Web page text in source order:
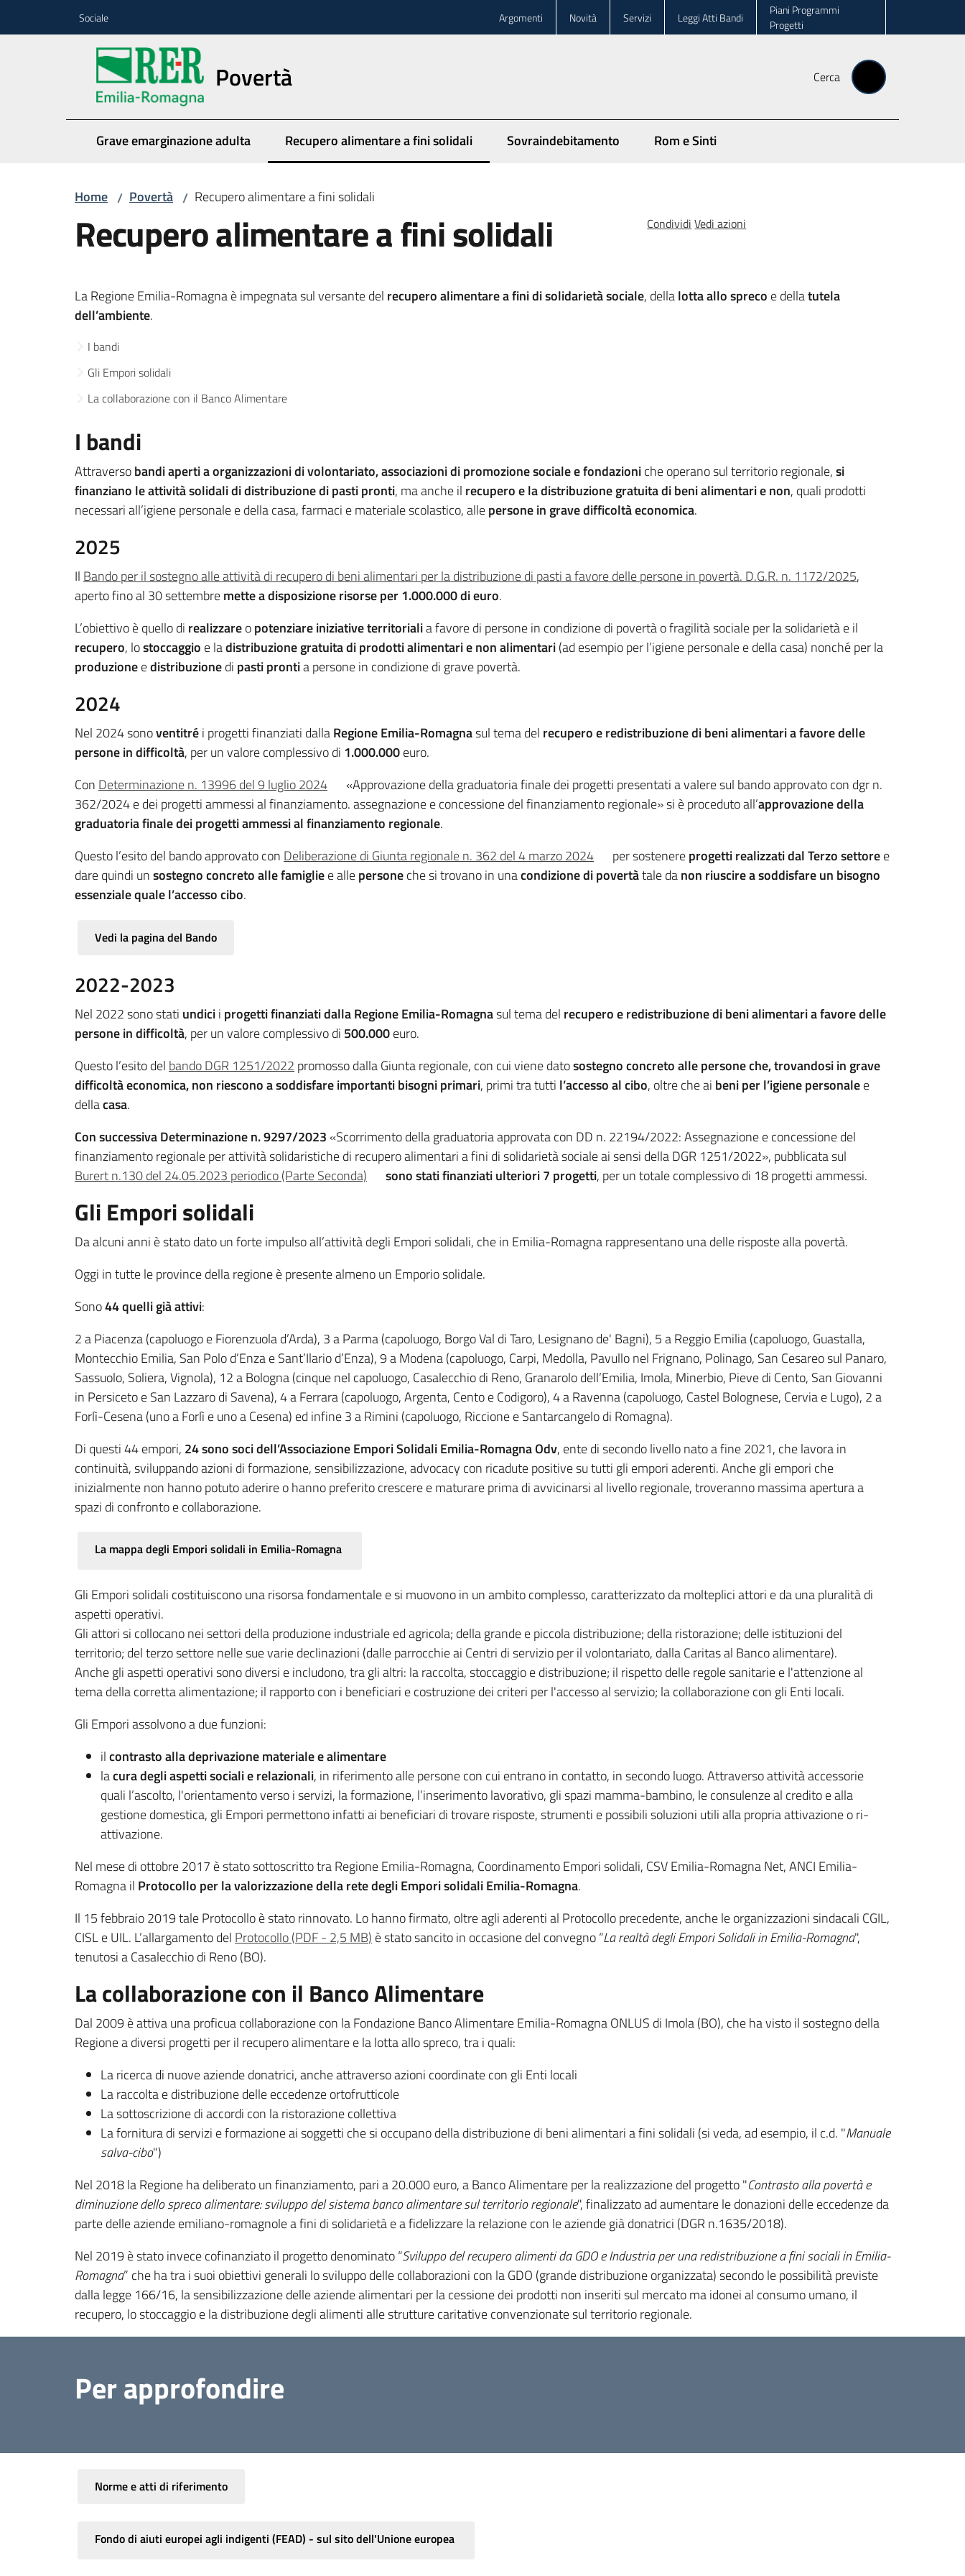
Sociale Argomenti Novità Servizi Leggi Atti Bandi
Piani Programmi
Progetti
Povertà Cerca
Grave emarginazione adulta Recupero alimentare a fini solidali
Menu selezionato Sovraindebitamento Rom e Sinti
Home / Povertà / Recupero alimentare a fini solidali
Recupero alimentare a fini solidali Condividi Vedi azioni
La Regione Emilia-Romagna è impegnata sul versante del recupero alimentare a fini di solidarietà sociale, dellalotta allo spreco e dellatutela
dell’ambiente.
I bandi
Gli Empori solidali
La collaborazione con il Banco Alimentare
I bandi
Attraversobandi aperti a organizzazioni di volontariato, associazioni di promozione sociale e fondazioniche operano sul territorio regionale,si
finanziano le attività solidali di distribuzione di pasti pronti, ma anche il recupero e la distribuzione gratuita di beni alimentari e non, quali prodotti
necessari all’igiene personale e della casa, farmaci e materiale scolastico, allepersone in grave difficoltà economica.
2025
Il Bando per il sostegno alle attività di recupero di beni alimentari per la distribuzione di pasti a favore delle persone in povertà. D.G.R. n. 1172/2025,
aperto fino al 30 settembremette a disposizione risorse per 1.000.000 di euro.
L’obiettivo è quello di realizzareopotenziare iniziative territorialia favore di persone in condizione di povertà o fragilità sociale per la solidarietà e il
recupero, lostoccaggio e ladistribuzione gratuita di prodotti alimentari e non alimentari(ad esempio per l’igiene personale e della casa) nonché per la
produzioneedistribuzionedi pasti prontia persone in condizione di grave povertà.
2024
Nel 2024 sonoventitréi progetti finanziati dallaRegione Emilia-Romagnasul tema del recupero e redistribuzione di beni alimentari a favore delle
persone in difficoltà, per un valore complessivo di 1.000.000euro.
Con Determinazione n. 13996 del 9 luglio 2024
«Approvazione della graduatoria finale dei progetti presentati a valere sul bando approvato con dgr n.
362/2024 e dei progetti ammessi al finanziamento. assegnazione e concessione del finanziamento regionale» si è proceduto all’approvazione della
graduatoria finale dei progetti ammessi al finanziamento regionale.
Questo l’esito del bando approvato con Deliberazione di Giunta regionale n. 362 del 4 marzo 2024 per sostenereprogetti realizzati dal Terzo settoree
dare quindi unsostegno concreto alle famigliee allepersoneche si trovano in unacondizione di povertàtale danon riuscire a soddisfare un bisogno
essenziale quale l’accesso cibo.
Vedi la pagina del Bando
2022-2023
Nel 2022 sono stati undicii progetti finanziati dalla Regione Emilia-Romagnasul tema del recupero e redistribuzione di beni alimentari a favore delle
persone in difficoltà, per un valore complessivo di 500.000euro.
Questo l’esito del bando DGR 1251/2022 promosso dalla Giunta regionale, con cui viene datosostegno concreto alle persone che, trovandosi in grave
difficoltà economica, non riescono a soddisfare importanti bisogni primari, primi tra tutti l’accesso al cibo, oltre che ai beni per l’igiene personalee
dellacasa.
Con successiva Determinazione n. 9297/2023«Scorrimento della graduatoria approvata con DD n. 22194/2022: Assegnazione e concessione del
finanziamento regionale per attività solidaristiche di recupero alimentari a fini di solidarietà sociale ai sensi della DGR 1251/2022», pubblicata sul
Burert n.130 del 24.05.2023 periodico (Parte Seconda)
sono stati finanziati ulteriori 7 progetti, per un totale complessivo di 18 progetti ammessi.
Gli Empori solidali
Da alcuni anni è stato dato un forte impulso all’attività degli Empori solidali, che in Emilia-Romagna rappresentano una delle risposte alla povertà.
Oggi in tutte le province della regione è presente almeno un Emporio solidale.
Sono44quelli già attivi:
2 a Piacenza (capoluogo e Fiorenzuola d’Arda), 3 a Parma (capoluogo, Borgo Val di Taro, Lesignano de' Bagni), 5 a Reggio Emilia (capoluogo, Guastalla,
Montecchio Emilia, San Polo d’Enza e Sant’Ilario d’Enza), 9 a Modena (capoluogo, Carpi, Medolla, Pavullo nel Frignano, Polinago, San Cesareo sul Panaro,
Sassuolo, Soliera, Vignola), 12 a Bologna (cinque nel capoluogo, Casalecchio di Reno, Granarolo dell’Emilia, Imola, Minerbio, Pieve di Cento, San Giovanni
in Persiceto e San Lazzaro di Savena), 4 a Ferrara (capoluogo, Argenta, Cento e Codigoro), 4 a Ravenna (capoluogo, Castel Bolognese, Cervia e Lugo), 2 a
Forlì-Cesena (uno a Forlì e uno a Cesena) ed infine 3 a Rimini (capoluogo, Riccione e Santarcangelo di Romagna).
Di questi 44 empori, 24 sono soci dell’Associazione Empori Solidali Emilia-Romagna Odv, ente di secondo livello nato a fine 2021, che lavora in
continuità, sviluppando azioni di formazione, sensibilizzazione, advocacy con ricadute positive su tutti gli empori aderenti. Anche gli empori che
inizialmente non hanno potuto aderire o hanno preferito crescere e maturare prima di avvicinarsi al livello regionale, troveranno massima apertura a
spazi di confronto e collaborazione.
La mappa degli Empori solidali in Emilia-Romagna
Gli Empori solidali costituiscono una risorsa fondamentale e si muovono in un ambito complesso, caratterizzato da molteplici attori e da una pluralità di
aspetti operativi.
Gli attori si collocano nei settori della produzione industriale ed agricola; della grande e piccola distribuzione; della ristorazione; delle istituzioni del
territorio; del terzo settore nelle sue varie declinazioni (dalle parrocchie ai Centri di servizio per il volontariato, dalla Caritas al Banco alimentare).
Anche gli aspetti operativi sono diversi e includono, tra gli altri: la raccolta, stoccaggio e distribuzione; il rispetto delle regole sanitarie e l'attenzione al
tema della corretta alimentazione; il rapporto con i beneficiari e costruzione dei criteri per l'accesso al servizio; la collaborazione con gli Enti locali.
Gli Empori assolvono a due funzioni:
ilcontrasto alla deprivazione materiale e alimentare
lacura degli aspetti sociali e relazionali, in riferimento alle persone con cui entrano in contatto, in secondo luogo. Attraverso attività accessorie
quali l’ascolto, l'orientamento verso i servizi, la formazione, l’inserimento lavorativo, gli spazi mamma-bambino, le consulenze al credito e alla
gestione domestica, gli Empori permettono infatti ai beneficiari di trovare risposte, strumenti e possibili soluzioni utili alla propria attivazione o ri-
attivazione.
Nel mese di ottobre 2017 è stato sottoscritto tra Regione Emilia-Romagna, Coordinamento Empori solidali, CSV Emilia-Romagna Net, ANCI Emilia-
Romagna il Protocollo per la valorizzazione della rete degli Empori solidali Emilia-Romagna.
Il 15 febbraio 2019 tale Protocollo è stato rinnovato. Lo hanno firmato, oltre agli aderenti al Protocollo precedente, anche le organizzazioni sindacali CGIL,
CISL e UIL. L’allargamento del Protocollo(PDF- 2,5 MB) è stato sancito in occasione del convegno “La realtà degli Empori Solidali in Emilia-Romagna",
tenutosi a Casalecchio di Reno (BO).
La collaborazione con il Banco Alimentare
Dal 2009 è attiva una proficua collaborazione con la Fondazione Banco Alimentare Emilia-Romagna ONLUS di Imola (BO), che ha visto il sostegno della
Regione a diversi progetti per il recupero alimentare e la lotta allo spreco, tra i quali:
La ricerca di nuove aziende donatrici, anche attraverso azioni coordinate con gli Enti locali
La raccolta e distribuzione delle eccedenze ortofrutticole
La sottoscrizione di accordi con la ristorazione collettiva
La fornitura di servizi e formazione ai soggetti che si occupano della distribuzione di beni alimentari a fini solidali (si veda, ad esempio, il c.d. "Manuale
salva-cibo")
Nel 2018 la Regione ha deliberato un finanziamento, pari a 20.000 euro, a Banco Alimentare per la realizzazione del progetto "Contrasto alla povertà e
diminuzione dello spreco alimentare: sviluppo del sistema banco alimentare sul territorio regionale", finalizzato ad aumentare le donazioni delle eccedenze da
parte delle aziende emiliano-romagnole a fini di solidarietà e a fidelizzare la relazione con le aziende già donatrici (DGR n.1635/2018).
Nel 2019 è stato invece cofinanziato il progetto denominato “Sviluppo del recupero alimenti da GDO e Industria per una redistribuzione a fini sociali in Emilia-
Romagna” che ha tra i suoi obiettivi generali lo sviluppo delle collaborazioni con la GDO (grande distribuzione organizzata) secondo le possibilità previste
dalla legge 166/16, la sensibilizzazione delle aziende alimentari per la cessione dei prodotti non inseriti sul mercato ma idonei al consumo umano, il
recupero, lo stoccaggio e la distribuzione degli alimenti alle strutture caritative convenzionate sul territorio regionale.
Per approfondire
Norme e atti di riferimento
Fondo di aiuti europei agli indigenti (FEAD) - sul sito dell'Unione europea